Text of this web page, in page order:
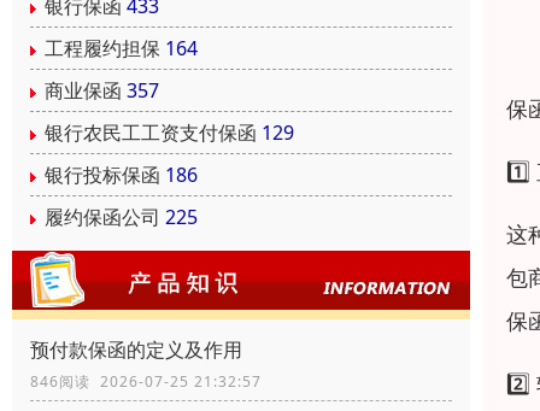
银行保函 433
工程履约担保 164
商业保函 357
银行农民工工资支付保函 129
银行投标保函 186
履约保函公司 225
预付款保函的定义及作用
846阅读 2026-07-25 21:32:57
保
1️⃣
这
包
保
2️⃣